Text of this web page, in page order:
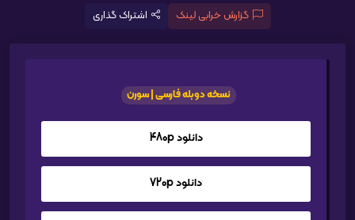
گزارش خرابی لینک اشتراک گذاری
نسخه دوبله فارسی | سورن
دانلود 480p
دانلود 720p